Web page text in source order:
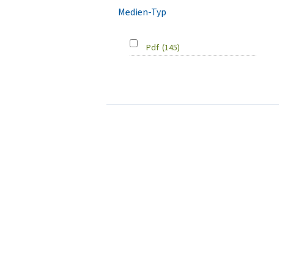
Medien-Typ
Pdf (145)